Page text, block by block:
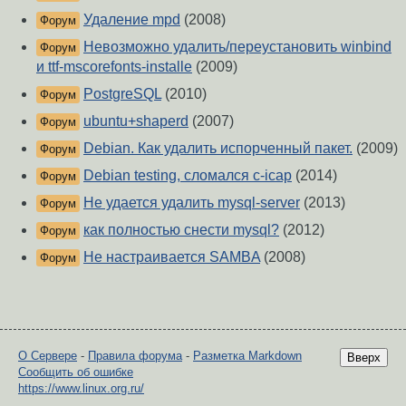
Форум Удаление mpd (2008)
Форум
Невозможно удалить/переустановить winbind
и ttf-mscorefonts-installe (2009)
Форум PostgreSQL (2010)
Форум ubuntu+shaperd (2007)
Форум Debian. Как удалить испорченный пакет. (2009)
Форум Debian testing, сломался c-icap (2014)
Форум Не удается удалить mysql-server (2013)
Форум как полностью снести mysql? (2012)
Форум Не настраивается SAMBA (2008)
Вверх
О Сервере - Правила форума- Разметка Markdown
Сообщить об ошибке
https://www.linux.org.ru/